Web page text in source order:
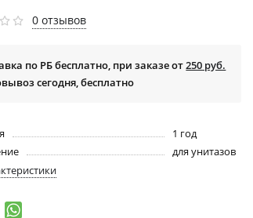
0 отзывов
по РБ бесплатно, при заказе от250 руб.
сегодня, бесплатно
1 год
для унитазов